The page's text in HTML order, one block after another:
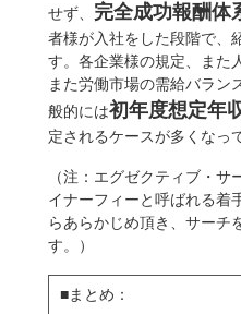
せず、 完全成功報酬体
者様が入社をした段階で、
す。各企業様の規定、また
また労働市場の需給バラン
般的には初年度想定年
定されるケースが多くなっ
（注：エグゼクティブ・
イナーフィーと呼ばれる着
らあらかじめ頂き、サーチ
す。）
■まとめ：